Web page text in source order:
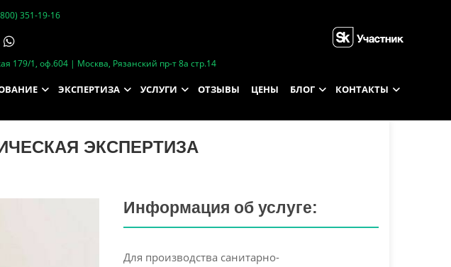
351-19-16
179/1, оф.604 | Москва, Рязанский пр-т 8а стр.14
ЭКСПЕРТИЗА УСЛУГИ ОТЗЫВЫ ЦЕНЫ БЛОГ КОНТАКТЫ
ЭКСПЕРТИЗА
Информация об услуге:
Для производства санитарно-